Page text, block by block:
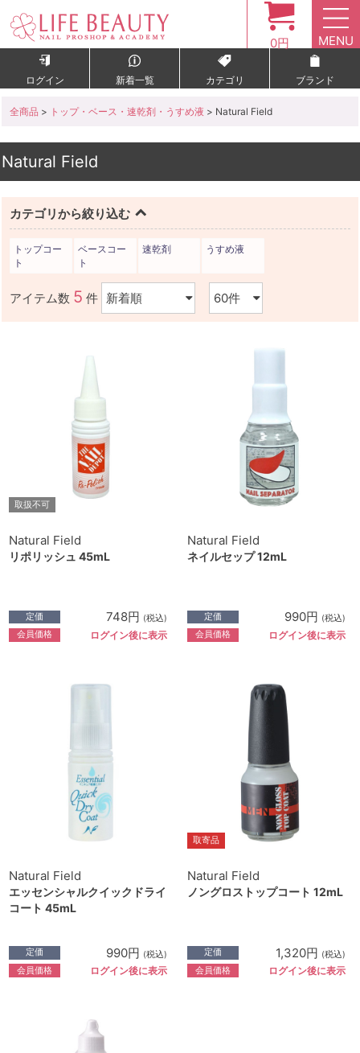
0円 MENU
ログイン 新着一覧 カテゴリ ブランド
全商品 > トップ・ベース・速乾剤・うすめ液 > Natural Field
Natural Field
カテゴリから絞り込む
トップコー
ト
ベースコー
ト
速乾剤 うすめ液
アイテム数 5 件
取扱不可
Natural Field
リポリッシュ 45mL
定価 748円 (税込)
会員価格 ログイン後に表示
Natural Field
ネイルセップ 12mL
定価 990円 (税込)
会員価格 ログイン後に表示
Natural Field
エッセンシャルクイックドライ
コート 45mL
定価 990円 (税込)
会員価格 ログイン後に表示
取寄品
Natural Field
ノングロストップコート 12mL
定価 1,320円 (税込)
会員価格 ログイン後に表示